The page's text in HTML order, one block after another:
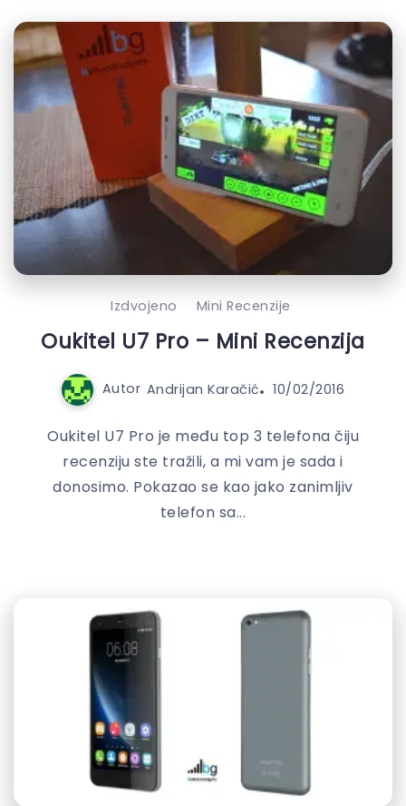
Izdvojeno Mini Recenzije
Oukitel U7 Pro – Mini Recenzija
Autor Andrijan Karačić 10/02/2016
Oukitel U7 Pro je među top 3 telefona čiju
recenziju ste tražili, a mi vam je sada i
donosimo. Pokazao se kao jako zanimljiv
telefon sa...